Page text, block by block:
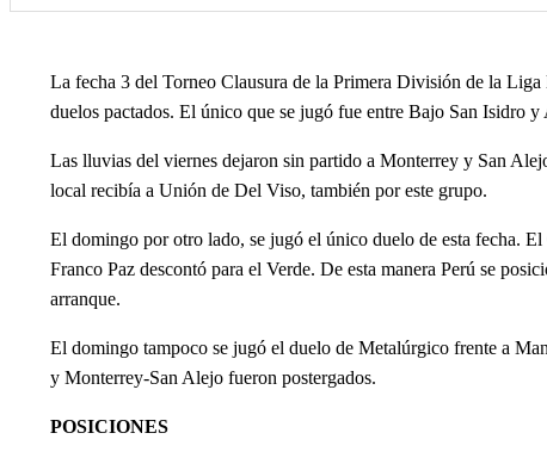
La fecha 3 del Torneo Clausura de la Primera División de la Liga
duelos pactados. El único que se jugó fue entre Bajo San Isidro
Las lluvias del viernes dejaron sin partido a Monterrey y San
local recibía a Unión de Del Viso, también por este grupo.
El domingo por otro lado, se jugó el único duelo de esta fecha.
Franco Paz descontó para el Verde. De esta manera Perú se
arranque.
El domingo tampoco se jugó el duelo de Metalúrgico frente a
y Monterrey-San Alejo fueron postergados.
POSICIONES